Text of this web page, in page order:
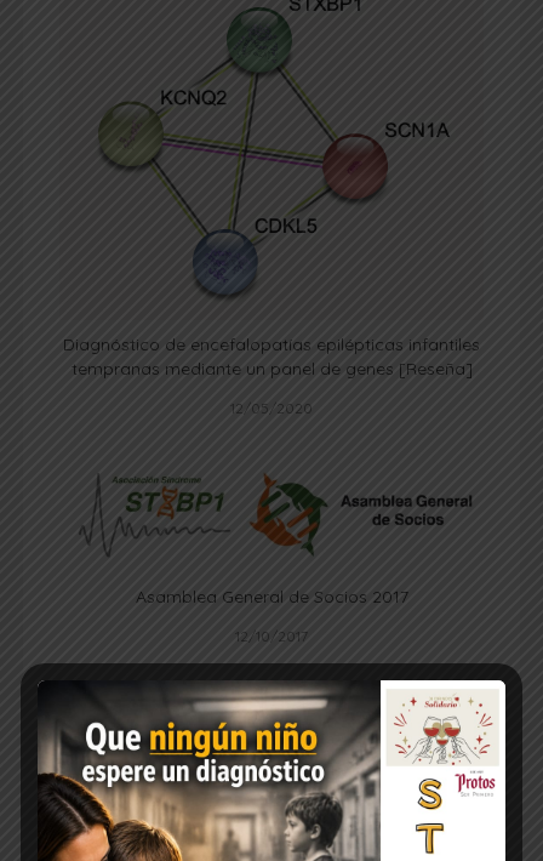
Diagnóstico de encefalopatías epilépticas infantiles
tempranas mediante un panel de genes [Reseña]
12/05/2020
Asamblea General de Socios 2017
12/10/2017
Deja una respuesta
Tu dirección de correo electrónico no será
publicada. Los campos obligatorios están
marcados con*